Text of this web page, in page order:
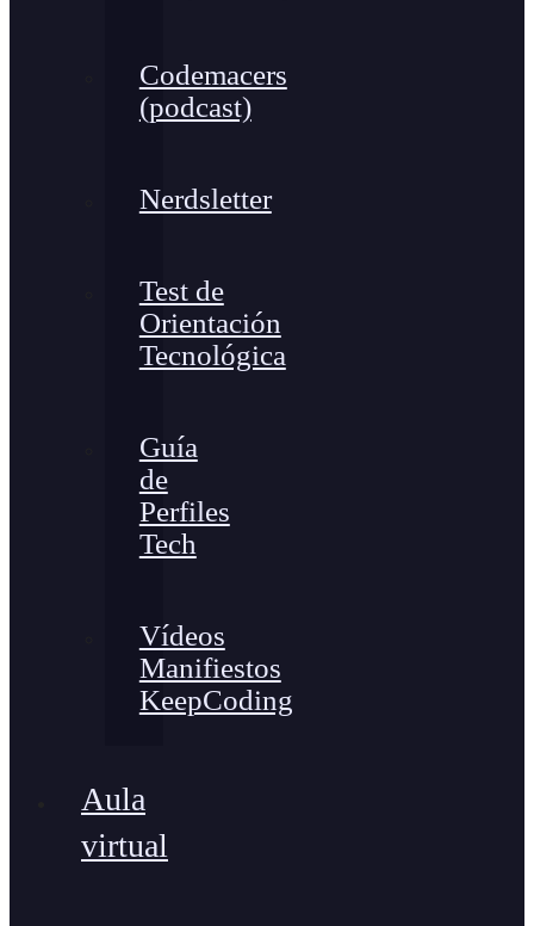
Codemacers
(podcast)
Nerdsletter
Test de
Orientación
Tecnológica
Guía
de
Perfiles
Tech
Vídeos
Manifiestos
KeepCoding
Aula
virtual